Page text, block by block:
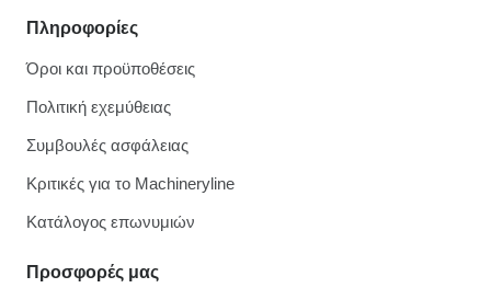
Πληροφορίες
Όροι και προϋποθέσεις
Πολιτική εχεμύθειας
Συμβουλές ασφάλειας
Κριτικές για το Machineryline
Κατάλογος επωνυμιών
Προσφορές μας